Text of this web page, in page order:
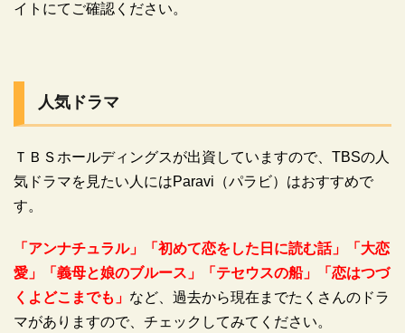
イトにてご確認ください。
人気ドラマ
ＴＢＳホールディングスが出資していますので、TBSの人
気ドラマを見たい人にはParavi（パラビ）はおすすめで
す。
「アンナチュラル」
「初めて恋をした日に読む話」「大恋
愛」「義母と娘のブルース」「テセウスの船」「恋はつづ
くよどこまでも」 など、過去から現在までたくさんのドラ
マがありますので、チェックしてみてください。